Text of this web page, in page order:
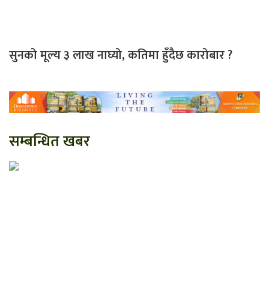
सुनको मूल्य ३ लाख नाघ्यो, कतिमा हुँदैछ कारोबार ?
सम्बन्धित खबर